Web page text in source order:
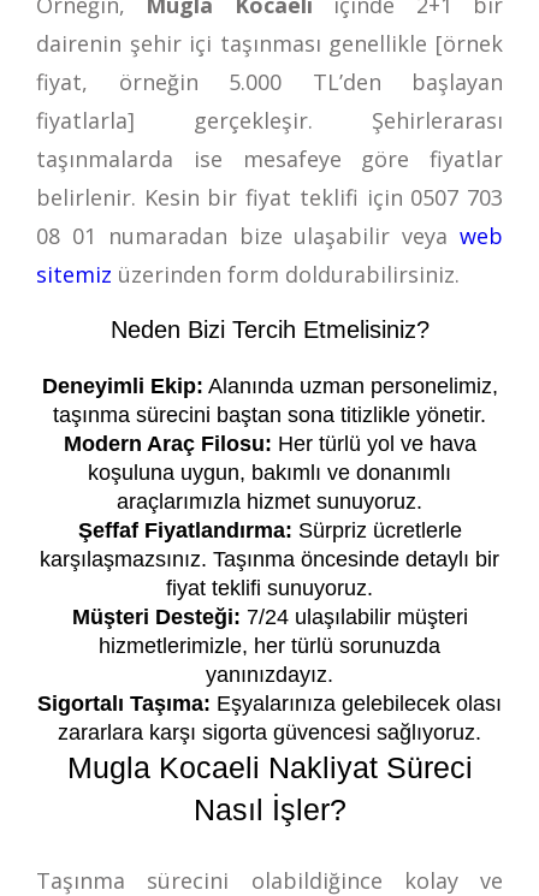
dairenin şehir içi taşınması genellikle [örnek
fiyat, örneğin 5.000 TL’den başlayan
fiyatlarla] gerçekleşir. Şehirlerarası
taşınmalarda ise mesafeye göre fiyatlar
belirlenir. Kesin bir fiyat teklifi için 0507 703
08 01
numaradan bize ulaşabilir veyaweb
sitemiz üzerinden form doldurabilirsiniz.
Neden Bizi Tercih Etmelisiniz?
Deneyimli Ekip: Alanında uzman personelimiz,
taşınma sürecini baştan sona titizlikle yönetir.
Modern Araç Filosu: Her türlü yol ve hava
koşuluna uygun, bakımlı ve donanımlı
araçlarımızla hizmet sunuyoruz.
Şeffaf Fiyatlandırma: Sürpriz ücretlerle
karşılaşmazsınız. Taşınma öncesinde detaylı bir
fiyat teklifi sunuyoruz.
Müşteri Desteği: 7/24 ulaşılabilir müşteri
hizmetlerimizle, her türlü sorunuzda
yanınızdayız.
Sigortalı Taşıma: Eşyalarınıza gelebilecek olası
zararlara karşı sigorta güvencesi sağlıyoruz.
Mugla Kocaeli Nakliyat Süreci
Nasıl İşler?
Taşınma sürecini olabildiğince kolay ve